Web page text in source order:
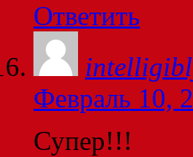
Ответить
Февраль 10,
Супер!!!